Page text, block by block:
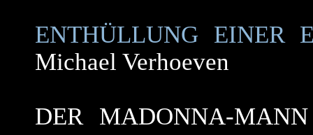
ENTHÜLLUNG EINER
Michael Verhoeven
DER MADONNA-MANN